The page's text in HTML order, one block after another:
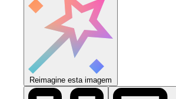
Reimagine esta imagem